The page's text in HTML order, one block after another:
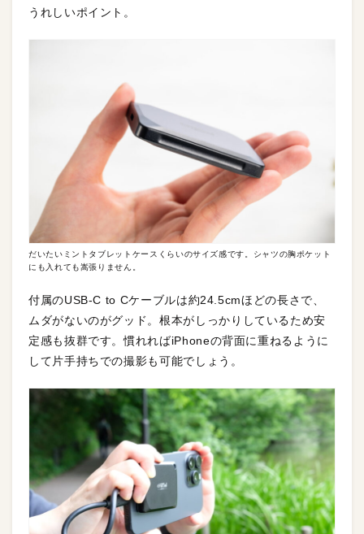
うれしいポイント。
だいたいミントタブレットケースくらいのサイズ感です。シャツの胸ポケット
にも入れても嵩張りません。
付属のUSB-C to Cケーブルは約24.5cmほどの長さで、
ムダがないのがグッド。根本がしっかりしているため安
定感も抜群です。慣れればiPhoneの背面に重ねるように
して片手持ちでの撮影も可能でしょう。